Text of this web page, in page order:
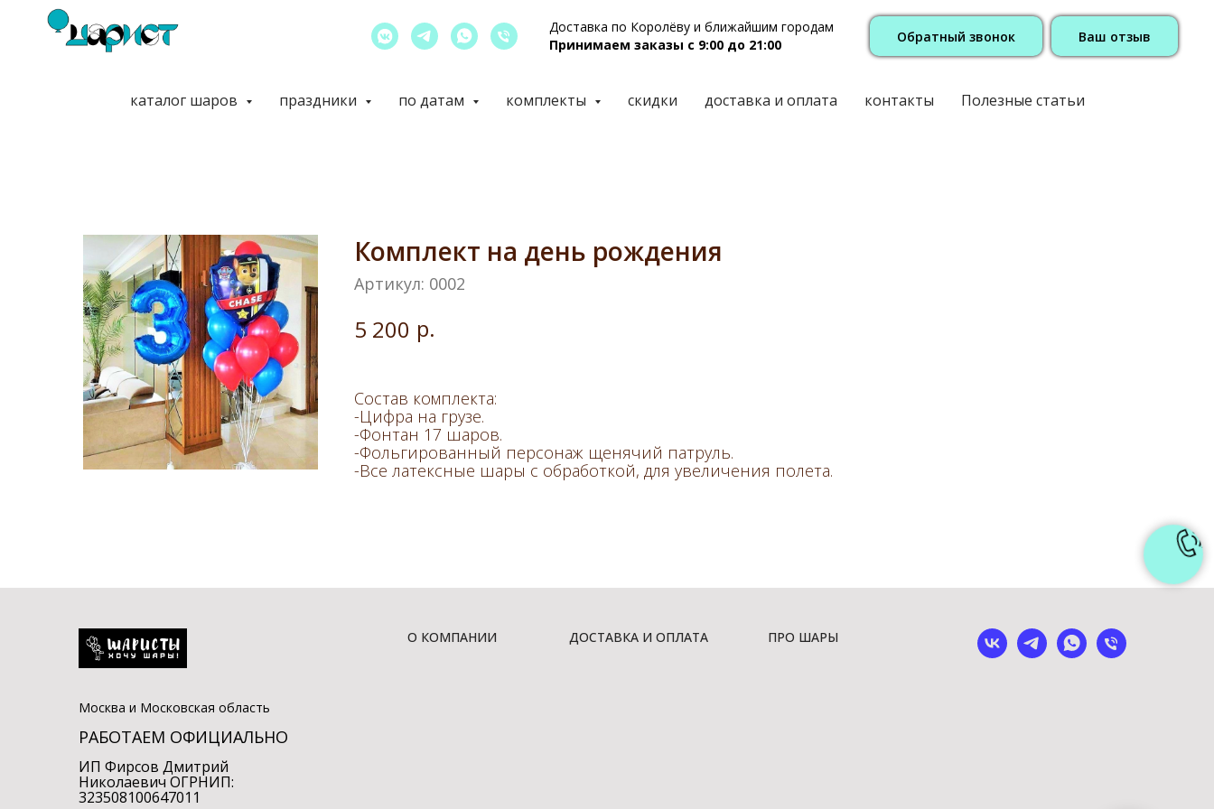
Доставка по Королёву и ближайшим городам
Принимаем заказы с 9:00 до 21:00
Обратный звонок Ваш отзыв
каталог шаров праздники по датам комплекты скидки доставка и оплата контакты Полезные статьи
Комплект на день рождения
Артикул: 0002
5 200 р.
Состав комплекта:
-Цифра на грузе.
-Фонтан 17 шаров.
-Фольгированный персонаж щенячий патруль.
-Все латексные шары с обработкой, для увеличения полета.
Москва и Московская область
РАБОТАЕМ ОФИЦИАЛЬНО
ИП Фирсов Дмитрий
Николаевич ОГРНИП:
323508100647011
О КОМПАНИИ ДОСТАВКА И ОПЛАТА ПРО ШАРЫ